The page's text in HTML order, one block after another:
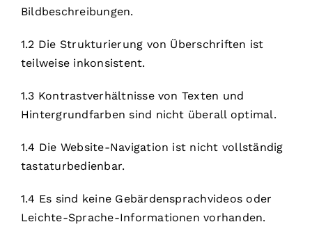
Bildbeschreibungen.
1.2 Die Strukturierung von Überschriften ist
teilweise inkonsistent.
1.3 Kontrastverhältnisse von Texten und
Hintergrundfarben sind nicht überall optimal.
1.4 Die Website-Navigation ist nicht vollständig
tastaturbedienbar.
1.4 Es sind keine Gebärdensprachvideos oder
Leichte-Sprache-Informationen vorhanden.